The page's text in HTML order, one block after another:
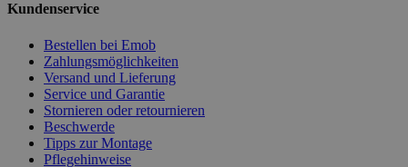
Kundenservice
Bestellen bei Emob
Zahlungsmöglichkeiten
Versand und Lieferung
Service und Garantie
Stornieren oder retournieren
Beschwerde
Tipps zur Montage
Pflegehinweise